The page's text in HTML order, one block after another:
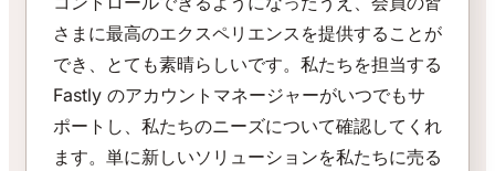
さまに最高のエクスペリエンスを提供することが
でき、とても素晴らしいです。私たちを担当する
Fastly のアカウントマネージャーがいつでもサ
ポートし、私たちのニーズについて確認してくれ
ます。単に新しいソリューションを私たちに売る